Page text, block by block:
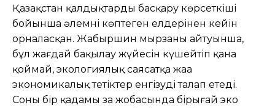
Қазақстан қалдықтарды басқару көрсеткіші
бойынша əлемнің көптеген елдерінен кейін
орналасқан. Жаңбыршин мырзаның айтуынша,
бұл жағдай бақылау жүйесін күшейтіп қана
қоймай, экологиялық саясатқа жаңа
экономикалық тетіктер енгізуді талап етеді.
Соның бір қадамы заң жобасында бірыңғай эко